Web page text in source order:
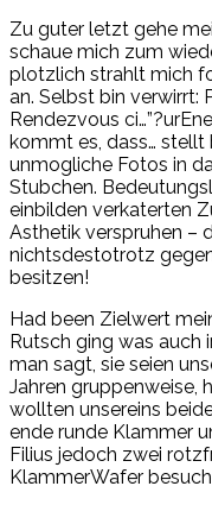
Zu guter letzt gehe
schaue mich zum
plotzlich strahlt mich
an. Selbst bin verwirrt:
Rendezvous
kommt es, dass… stellt
unmogliche Fotos in
Stubchen.
einbilden verkaterten
Asthetik verspruhen –
nichtsdestotrotz
besitzen!
Had been Zielwert
Rutsch ging was auch
man sagt, sie seien
Jahren gruppenweise,
wollten unsereins
ende runde Klammer
Filius jedoch zwei
KlammerWafer